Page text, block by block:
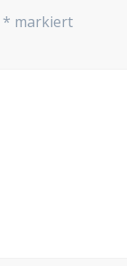
* markiert